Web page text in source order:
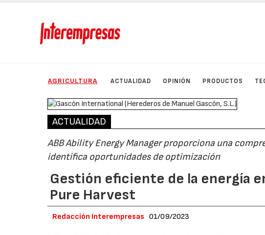
AGRICULTURA ACTUALIDAD OPINIÓN PRODUCTOS
ACTUALIDAD
ABB Ability Energy Manager proporciona una
identifica oportunidades de optimización
Gestión eficiente de la energía
Pure Harvest
Redacción Interempresas 01/09/2023